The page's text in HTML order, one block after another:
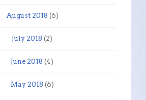
August 2018 (6)
July 2018 (2)
June 2018 (4)
May 2018 (6)